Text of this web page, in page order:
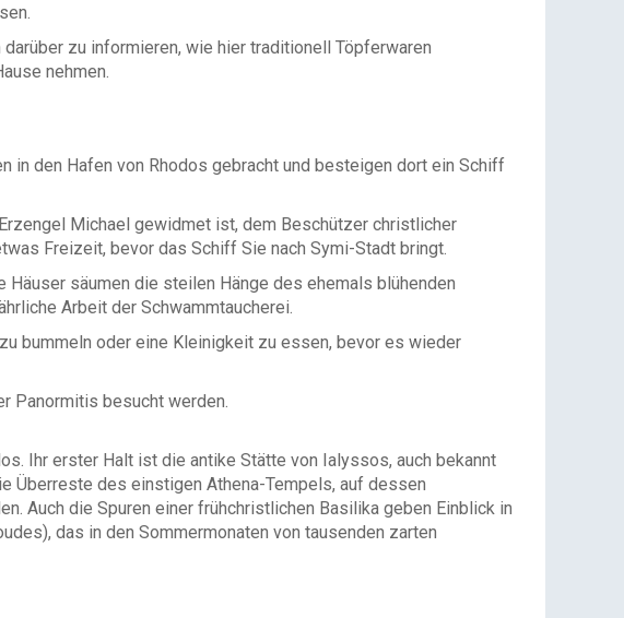
zu informieren, wie hier traditionell Töpferwaren
nehmen.
in den Hafen von Rhodos gebracht und besteigen dort ein Schiff
Michael gewidmet ist, dem Beschützer christlicher
Freizeit, bevor das Schiff Sie nach Symi-Stadt bringt.
säumen die steilen Hänge des ehemals blühenden
Arbeit der Schwammtaucherei.
bummeln oder eine Kleinigkeit zu essen, bevor es wieder
Panormitis besucht werden.
Ihr erster Halt ist die antike Stätte von Ialyssos, auch bekannt
Überreste des einstigen Athena-Tempels, auf dessen
Auch die Spuren einer frühchristlichen Basilika geben Einblick in
das in den Sommermonaten von tausenden zarten